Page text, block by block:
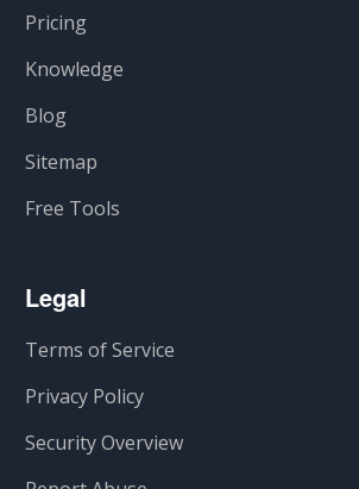
Pricing
Knowledge
Blog
Sitemap
Free Tools
Legal
Terms of Service
Privacy Policy
Security Overview